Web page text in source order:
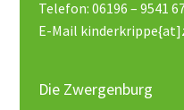
Telefon: 06196 – 9541
E-Mail
Die Zwergenburg